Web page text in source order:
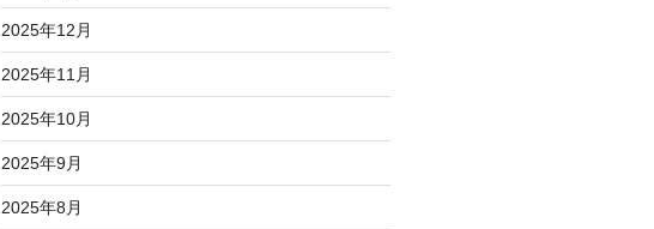
2025年12月
2025年11月
2025年10月
2025年9月
2025年8月